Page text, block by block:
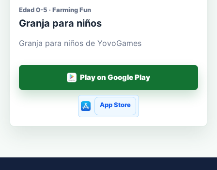
Edad 0-5 · Farming Fun
Granja para niños
Granja para niños de YovoGames
Play on Google Play
App Store